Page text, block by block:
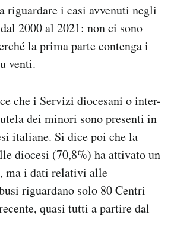
riguardare i casi avvenuti negli
2000 al 2021: non ci sono
la prima parte contenga i
venti.
che i Servizi diocesani o inter-
dei minori sono presenti in
italiane. Si dice poi che la
diocesi (70,8%) ha attivato un
ma i dati relativi alle
riguardano solo 80 Centri
quasi tutti a partire dal